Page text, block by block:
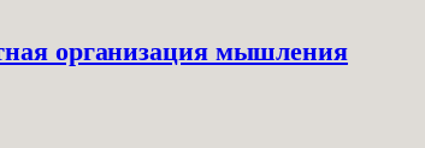
организация мышления